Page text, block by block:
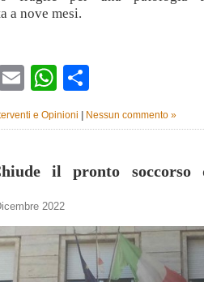
a nove mesi.
EmailWhatsApp
e Opinioni | Nessun commento »
il pronto
2022